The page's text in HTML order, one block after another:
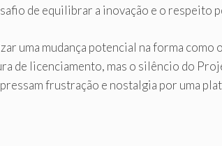
de equilibrar a inovação e o respeito
uma mudança potencial na forma
de licenciamento, mas o silêncio do
frustração e nostalgia por uma